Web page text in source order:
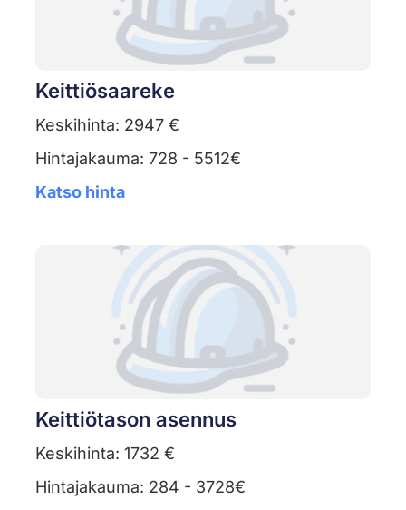
Keittiösaareke
Keskihinta: 2947 €
Hintajakauma: 728 - 5512€
Katso hinta
Keittiötason asennus
Keskihinta: 1732 €
Hintajakauma: 284 - 3728€